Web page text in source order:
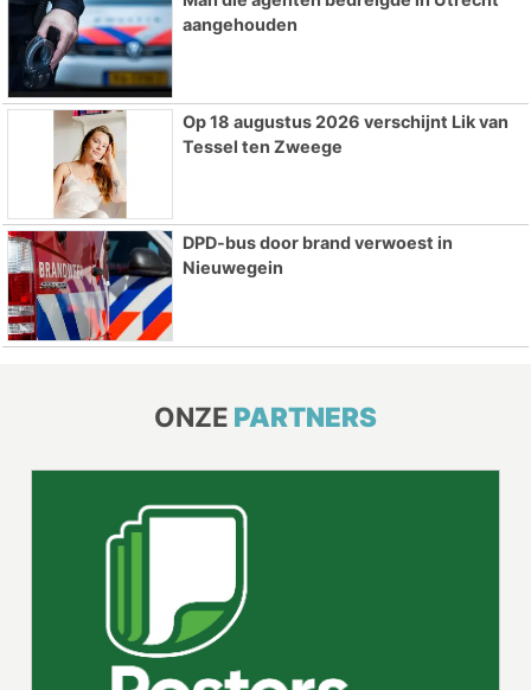
aangehouden
Op 18 augustus 2026 verschijnt Lik van
Tessel ten Zweege
DPD-bus door brand verwoest in
Nieuwegein
ONZE PARTNERS